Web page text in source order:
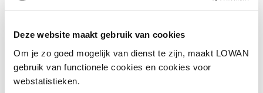
Deze website maakt gebruik van cookies
Om je zo goed mogelijk van dienst te zijn, maakt LOWAN
gebruik van functionele cookies en cookies voor
webstatistieken.
Voorbeeld
Bekijk